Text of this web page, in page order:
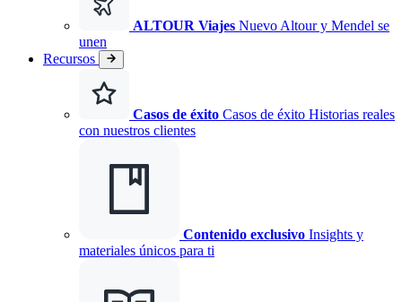
ALTOUR Viajes Nuevo Altour y Mendel se
unen
Recursos
Casos de éxito Casos de éxito Historias reales
con nuestros clientes
Contenido exclusivo Insights y
materiales únicos para ti